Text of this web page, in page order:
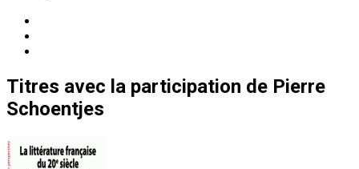
Titres avec la participation de Pierre
Schoentjes